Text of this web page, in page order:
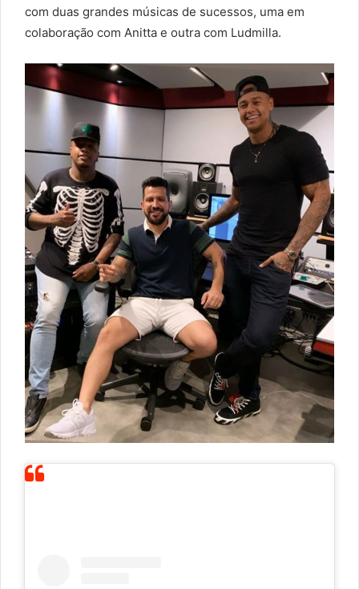
com duas grandes músicas de sucessos, uma em
colaboração com Anitta e outra com Ludmilla.